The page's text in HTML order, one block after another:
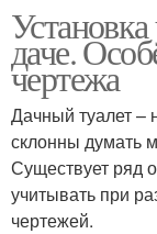
Туалет для
Туалет без
даче.
чертежа
Дачный туалет –
склонны думать
Существует ряд
учитывать при
чертежей.